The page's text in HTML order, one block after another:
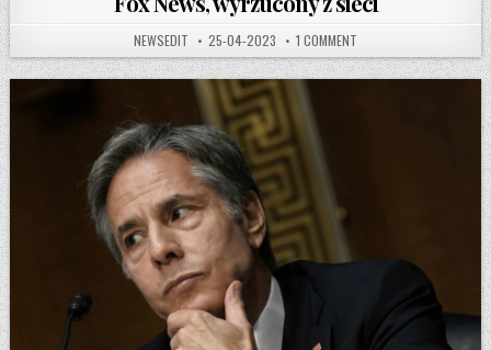
AUTHOR:
NEWSEDIT PUBLISHED DATE:
25-04-2023 1 COMMENT ON TUCKER CARLSON,